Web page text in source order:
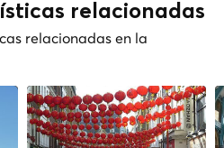
relacionadas
relacionadas en la